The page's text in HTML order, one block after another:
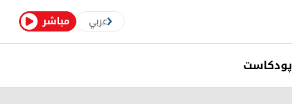
مباشر عربي
پودکاست